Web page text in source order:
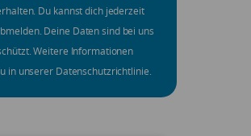
Du kannst dich jederzeit
Deine Daten sind bei uns
Weitere Informationen
in unserer Datenschutzrichtlinie.